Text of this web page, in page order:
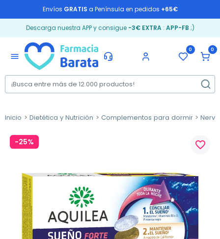
Envíos GRATIS a Península en pedidos +65€
Descarga nuestra APP y consigue -3€ EXTRA: APP-FB ;)
menu
0 0
Inicio Dietética y Nutrición Complementos para dormir
-25% favorite_border